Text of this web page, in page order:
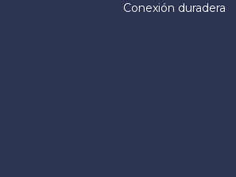
Conexión duradera